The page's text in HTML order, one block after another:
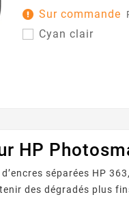
idéale pour les
graphiques où la
Pensée pour
Sur commande
Cyan clair
HP
séparées HP
des dégradés plus